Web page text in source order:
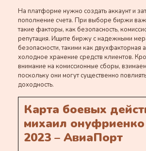
На платформе нужно создать аккаунт и
пополнение счета. При выборе биржи
такие факторы, как безопасность,
репутация. Ищите биржу с надежными
безопасности, такими как двухфакторная
холодное хранение средств клиентов.
внимание на комиссионные сборы,
поскольку они могут существенно
доходность.
Карта боевых
михаил
2023 – АвиаПорт